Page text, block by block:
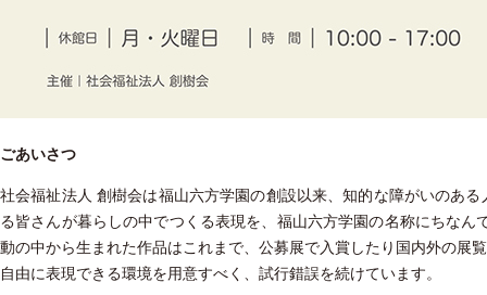
ごあいさつ
社会福祉法人 創樹会は福山六方学園の創設以来、知的な障がいのあ
る皆さんが暮らしの中でつくる表現を、福山六方学園の名称にちな
動の中から生まれた作品はこれまで、公募展で入賞したり国内外の展
自由に表現できる環境を用意すべく、試行錯誤を続けています。